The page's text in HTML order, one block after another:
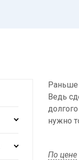
Раньше
Ведь
нужно
По цене